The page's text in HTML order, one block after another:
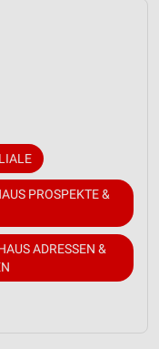
PROSPEKTE &
ADRESSEN &